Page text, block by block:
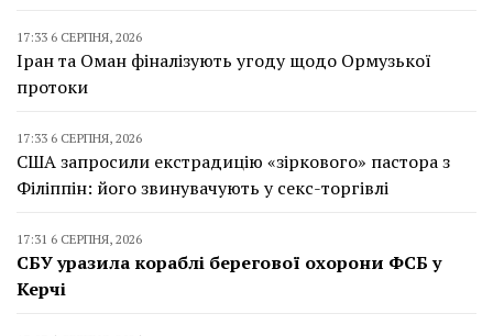
17:33 6 СЕРПНЯ, 2026
Іран та Оман фіналізують угоду щодо Ормузької
протоки
17:33 6 СЕРПНЯ, 2026
США запросили екстрадицію «зіркового» пастора з
Філіппін: його звинувачують у секс-торгівлі
17:31 6 СЕРПНЯ, 2026
СБУ уразила кораблі берегової охорони ФСБ у
Керчі